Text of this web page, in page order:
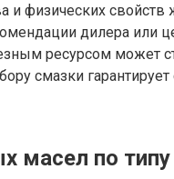
и физических
дилера или
ресурсом может
смазки
масел по